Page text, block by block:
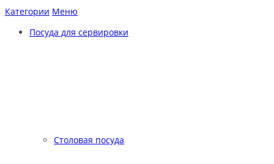
Категории Меню
Посуда для сервировки
Столовая посуда